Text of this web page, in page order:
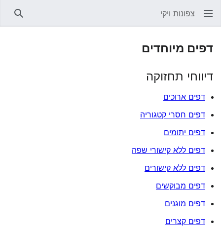
צפונות ויקי
דפים מיוחדים
דיווחי תחזוקה
דפים ארוכים
דפים חסרי קטגוריה
דפים יתומים
דפים ללא קישורי שפה
דפים ללא קישורים
דפים מבוקשים
דפים מוגנים
דפים קצרים